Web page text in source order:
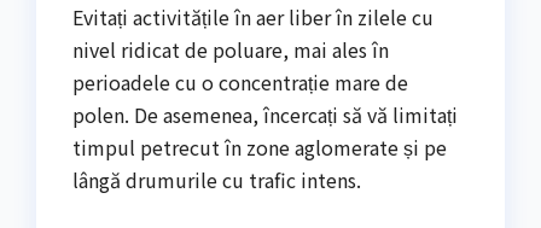
Evitați activitățile în aer liber în zilele cu
nivel ridicat de poluare, mai ales în
perioadele cu o concentrație mare de
polen. De asemenea, încercați să vă limitați
timpul petrecut în zone aglomerate și pe
lângă drumurile cu trafic intens.